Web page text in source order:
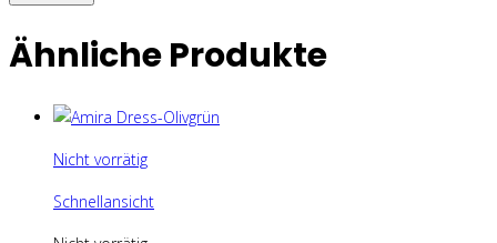
Ähnliche Produkte
Nicht vorrätig
Schnellansicht